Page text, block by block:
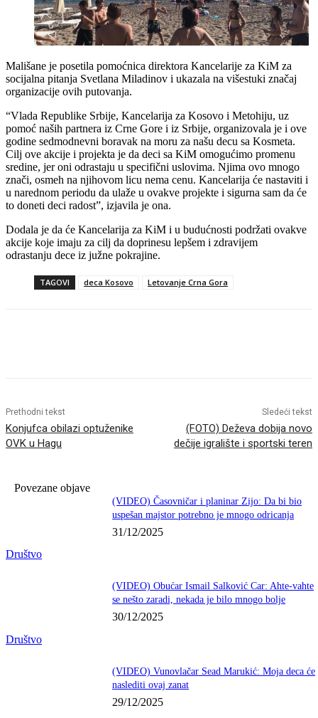
Mališane je posetila pomoćnica direktora Kancelarije za KiM za
socijalna pitanja Svetlana Miladinov i ukazala na višestuki značaj
organizacije ovih putovanja.
“Vlada Republike Srbije, Kancelarija za Kosovo i Metohiju, uz
pomoć naših partnera iz Crne Gore i iz Srbije, organizovala je i ove
godine sedmodnevni boravak na moru za našu decu sa Kosmeta.
Cilj ove akcije i projekta je da deci sa KiM omogućimo promenu
sredine, jer oni odrastaju u specifični uslovima. Njima ovo mnogo
znači, osmeh na njihovom licu nema cenu. Kancelarija će nastaviti i
u narednom periodu da ulaže u ovakve projekte i sigurna sam da će
to doneti deci radost”, izjavila je ona.
Dodala je da će Kancelarija za KiM i u budućnosti podržati ovakve
akcije koje imaju za cilj da doprinesu lepšem i zdravijem
odrastanju dece iz južne pokrajine.
TAGOVI deca Kosovo Letovanje Crna Gora
Prethodni tekst
Konjufca obilazi optuženike
OVK u Hagu
Sledeći tekst
(FOTO) Deževa dobija novo
dečije igralište i sportski teren
Povezane objave
Društvo
(VIDEO) Časovničar i planinar Zijo: Da bi bio
uspešan majstor potrebno je mnogo odricanja
31/12/2025
Društvo
(VIDEO) Obućar Ismail Salković Car: Ahte-vahte
se nešto zaradi, nekada je bilo mnogo bolje
30/12/2025
(VIDEO) Vunovlačar Sead Marukić: Moja deca će
naslediti ovaj zanat
29/12/2025